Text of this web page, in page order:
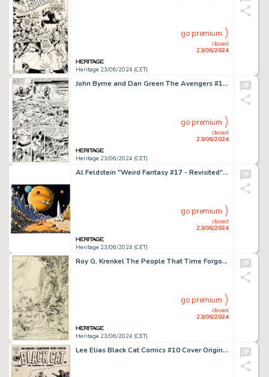
Heritage 23/06/2024 (CET)
closed
23/06/2024
go premium
John Byrne and Dan Green The Avengers #187 Story Page 6 Original Art (Marvel, 1979).
Heritage 23/06/2024 (CET)
closed
23/06/2024
go premium
Al Feldstein "Weird Fantasy #17 - Revisited" Painting Original Art (2000).
Heritage 23/06/2024 (CET)
closed
23/06/2024
go premium
Roy G. Krenkel The People That Time Forgot Paperback Cover Illustration Original Art (Ace, 1963).
Heritage 23/06/2024 (CET)
closed
23/06/2024
go premium
Lee Elias Black Cat Comics #10 Cover Original Art (Harvey, 1948).